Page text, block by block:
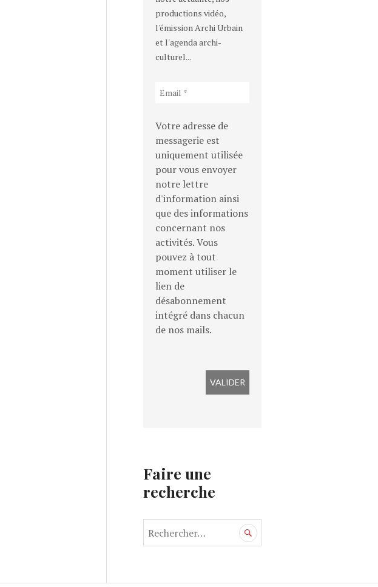
productions vidéo,
l'émission Archi Urbain
et l'agenda archi-
culturel...
Votre adresse de
messagerie est
uniquement utilisée
pour vous envoyer
notre lettre
d'information ainsi
que des informations
concernant nos
activités. Vous
pouvez à tout
moment utiliser le
lien de
désabonnement
intégré dans chacun
de nos mails.
Faire une
recherche
e